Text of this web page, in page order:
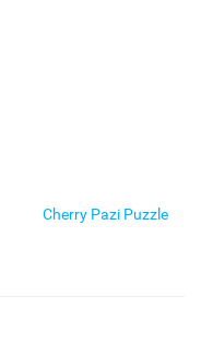
Cherry Pazi Puzzle